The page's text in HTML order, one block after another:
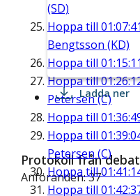
(SD)
Hoppa till 01:07:41
Bengtsson (KD)
Hoppa till 01:15:11
Hoppa till
Petersen (C)
Hoppa till
Hoppa till
Petersen (C)
Hoppa till
Hoppa till
Ladda ner
Protokoll från
Anföranden: 37